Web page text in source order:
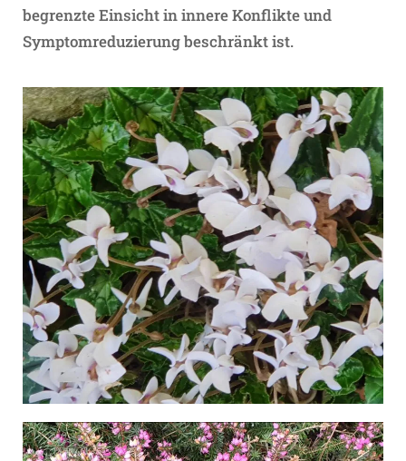
begrenzte Einsicht in innere Konflikte und
Symptomreduzierung beschränkt ist.